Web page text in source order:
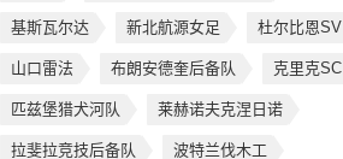
基斯瓦尔达 新北航源女足 杜尔比恩SV
山口雷法 布朗安德奎后备队 克里克SC
匹兹堡猎犬河队 莱赫诺夫克涅日诺
拉斐拉竞技后备队 波特兰伐木工